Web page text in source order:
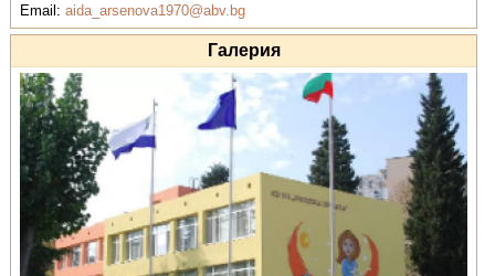
Email:aida_arsenova1970@abv.bg
Галерия